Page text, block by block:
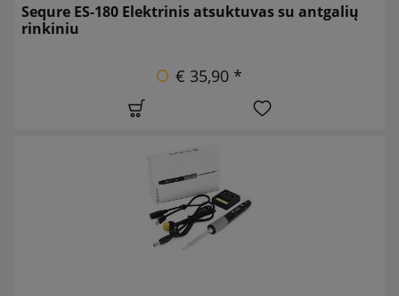
Sequre ES-180 Elektrinis atsuktuvas su antgalių
rinkiniu
€ 35,90 *